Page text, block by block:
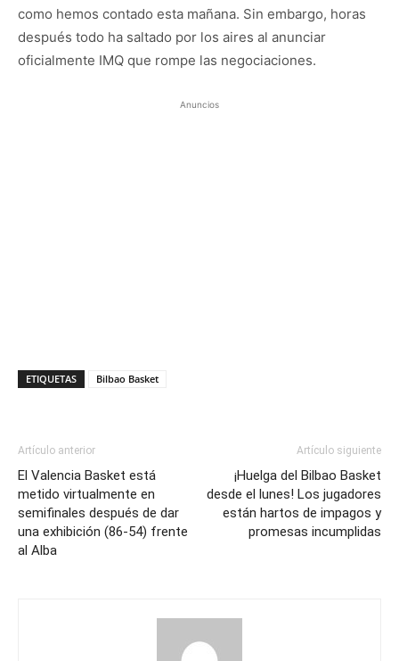
como hemos contado esta mañana. Sin embargo, horas
después todo ha saltado por los aires al anunciar
oficialmente IMQ que rompe las negociaciones.
Anuncios
ETIQUETAS Bilbao Basket
Artículo anterior
El Valencia Basket está
metido virtualmente en
semifinales después de dar
una exhibición (86-54) frente
al Alba
Artículo siguiente
¡Huelga del Bilbao Basket
desde el lunes! Los jugadores
están hartos de impagos y
promesas incumplidas